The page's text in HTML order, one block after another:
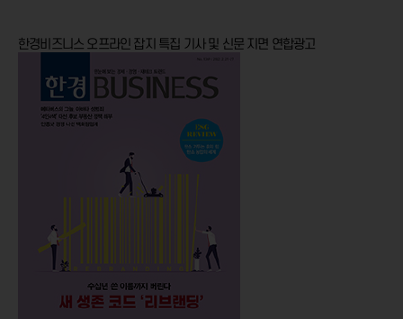
한경비즈니스 오프라인 잡지 특집 기사 및 신문 지면 연합광고